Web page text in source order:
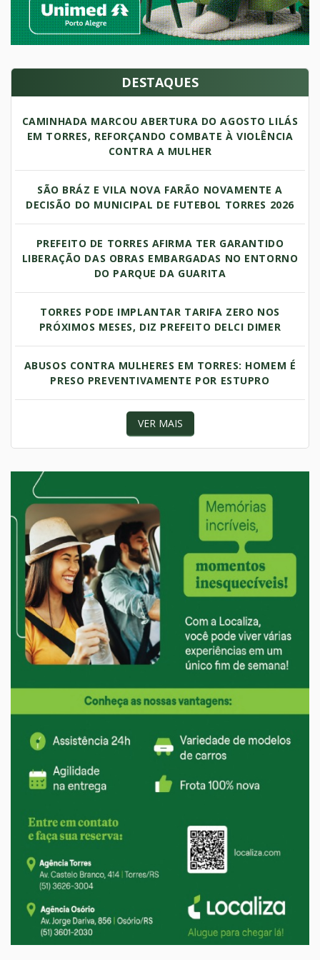
DESTAQUES
CAMINHADA MARCOU ABERTURA DO AGOSTO LILÁS
EM TORRES, REFORÇANDO COMBATE À VIOLÊNCIA
CONTRA A MULHER
SÃO BRÁZ E VILA NOVA FARÃO NOVAMENTE A
DECISÃO DO MUNICIPAL DE FUTEBOL TORRES 2026
PREFEITO DE TORRES AFIRMA TER GARANTIDO
LIBERAÇÃO DAS OBRAS EMBARGADAS NO ENTORNO
DO PARQUE DA GUARITA
TORRES PODE IMPLANTAR TARIFA ZERO NOS
PRÓXIMOS MESES, DIZ PREFEITO DELCI DIMER
ABUSOS CONTRA MULHERES EM TORRES: HOMEM É
PRESO PREVENTIVAMENTE POR ESTUPRO
VER MAIS